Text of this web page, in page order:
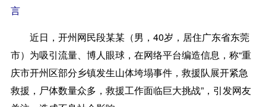
言
近日，开州网民段某某（男，40岁，居住广东省东莞
市）为吸引流量、博人眼球，在网络平台编造信息，称“重
庆市开州区部分乡镇发生山体垮塌事件，救援队展开紧急
救援，尸体数量众多，救援工作面临巨大挑战”，引发网友